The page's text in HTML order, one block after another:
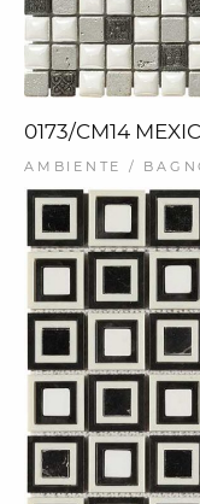
0173/CM14
AMBIENTE /